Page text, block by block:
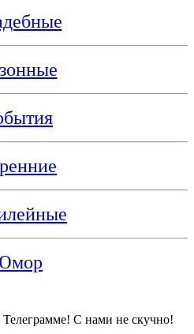
С нами не скучно!